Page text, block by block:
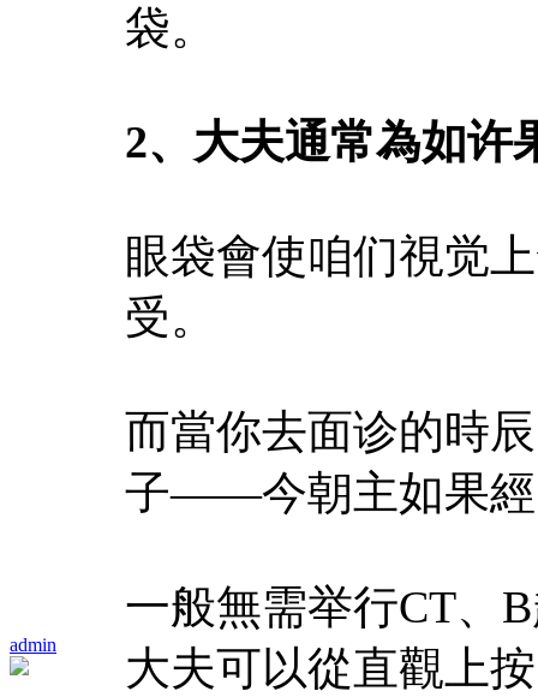
admin
袋。
2、大夫通常為如许
眼袋會使咱们視觉
受。
而當你去面诊的時
子——今朝主如果經
一般無需举行CT、
大夫可以從直觀上